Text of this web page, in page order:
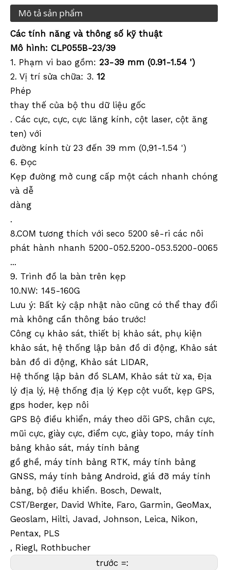
Cơ sở lăng kính đường sắt từ tính (48mm) Cơ sở lăng kính đường sắt từ tính (48mm)
Neo chốt ổ đĩa (53mm) Chân máy chuyên nghiệp dành cho mọi địa hình
Mô tả sản phẩm
Các tính năng và thông số kỹ thuật
Mô hình: CLP055B-23/39
1. Phạm vi bao gồm: 23-39 mm (0.91-1.54 ')
2. Vị trí sửa chữa: 3. 12
Phép
thay thế của bộ thu dữ liệu gốc
. Các cực, cực, cực lăng kính, cột laser, cột ăng
ten) với
đường kính từ 23 đến 39 mm (0,91-1.54 ')
6. Đọc
Kẹp đường mở cung cấp một cách nhanh chóng
và dễ
dàng
.
8.COM tương thích với seco 5200 sê-ri các nôi
phát hành nhanh 5200-052.5200-053.5200-0065
...
9. Trình đồ la bàn trên kẹp
10.NW: 145-160G
Lưu ý: Bất kỳ cập nhật nào cũng có thể thay đổi
mà không cần thông báo trước!
Công cụ khảo sát, thiết bị khảo sát, phụ kiện
khảo sát, hệ thống lập bản đồ di động, Khảo sát
bản đồ di động, Khảo sát LIDAR,
Hệ thống lập bản đồ SLAM, Khảo sát từ xa, Địa
lý địa lý, Hệ thống địa lý Kẹp cột vuốt, kẹp GPS,
gps hoder, kẹp nôi
GPS Bộ điều khiển, máy theo dõi GPS, chân cực,
mũi cực, giày cực, điểm cực, giày topo, máy tính
bảng khảo sát, máy tính bảng
gồ ghề, máy tính bảng RTK, máy tính bảng
GNSS, máy tính bảng Android, giá đỡ máy tính
bảng, bộ điều khiển. Bosch, Dewalt,
CST/Berger, David White, Faro, Garmin, GeoMax,
Geoslam, Hilti, Javad, Johnson, Leica, Nikon,
Pentax, PLS
, Riegl, Rothbucher
trước =: